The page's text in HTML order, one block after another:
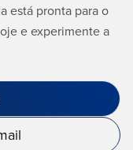
está pronta para o
e experimente a